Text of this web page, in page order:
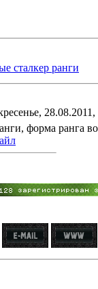
сталкер ранги
форма ранга